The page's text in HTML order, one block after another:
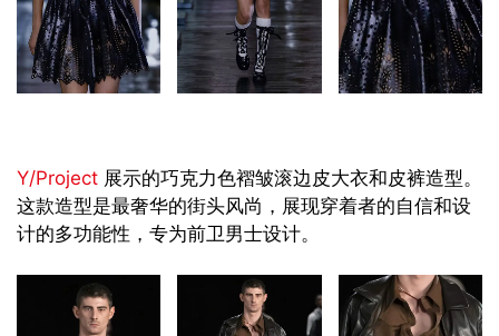
Y/Project 展示的巧克力色褶皱滚边皮大衣和皮裤造型。
这款造型是最奢华的街头风尚，展现穿着者的自信和设
计的多功能性，专为前卫男士设计。